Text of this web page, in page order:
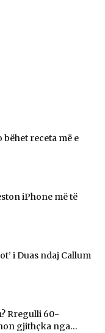
bëhet receta më e
iPhone më të
i Duas ndaj Callum
Rregulli 60-
gjithçka nga...